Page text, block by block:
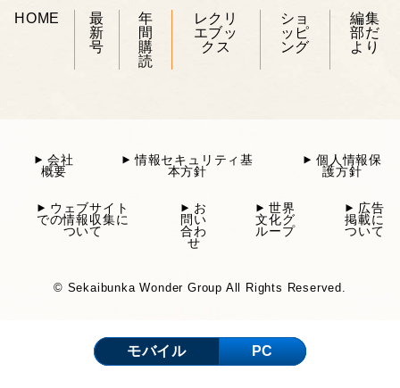
HOME
最
新
号
年
間
購
読
レクリ
エブッ
クス
ショ
ッピ
ング
編集
部だ
より
会社
概要
情報セキュリティ基
本方針
個人情報保
護方針
ウェブサイト
での情報収集に
ついて
お
問い
合わ
せ
世界
文化グ
ループ
広告
掲載に
ついて
© Sekaibunka Wonder Group All Rights Reserved.
モバイル PC